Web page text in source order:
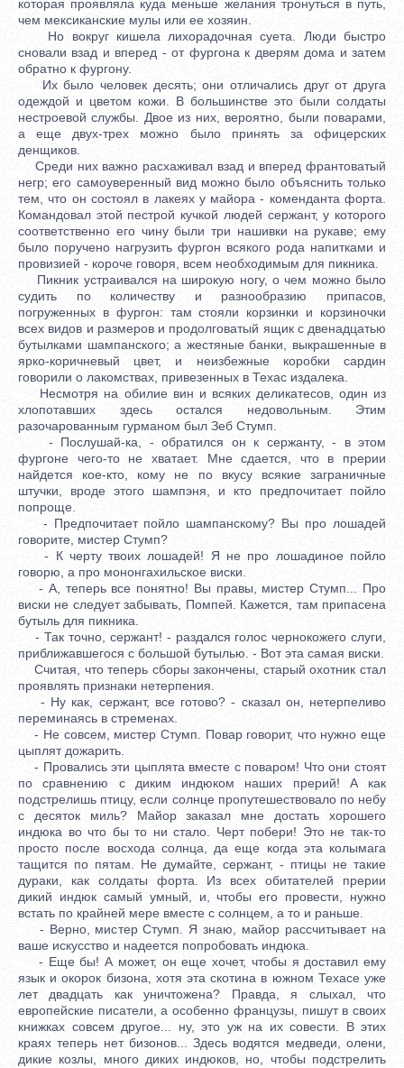
которая проявляла куда меньше желания тронуться в путь,
чем мексиканские мулы или ее хозяин.
Но вокруг кишела лихорадочная суета. Люди быстро
сновали взад и вперед - от фургона к дверям дома и затем
обратно к фургону.
Их было человек десять; они отличались друг от друга
одеждой и цветом кожи. В большинстве это были солдаты
нестроевой службы. Двое из них, вероятно, были поварами,
а еще двух-трех можно было принять за офицерских
денщиков.
Среди них важно расхаживал взад и вперед франтоватый
негр; его самоуверенный вид можно было объяснить только
тем, что он состоял в лакеях у майора - коменданта форта.
Командовал этой пестрой кучкой людей сержант, у которого
соответственно его чину были три нашивки на рукаве; ему
было поручено нагрузить фургон всякого рода напитками и
провизией - короче говоря, всем необходимым для пикника.
Пикник устраивался на широкую ногу, о чем можно было
судить по количеству и разнообразию припасов,
погруженных в фургон: там стояли корзинки и корзиночки
всех видов и размеров и продолговатый ящик с двенадцатью
бутылками шампанского; а жестяные банки, выкрашенные в
ярко-коричневый цвет, и неизбежные коробки сардин
говорили о лакомствах, привезенных в Техас издалека.
Несмотря на обилие вин и всяких деликатесов, один из
хлопотавших здесь остался недовольным. Этим
разочарованным гурманом был Зеб Стумп.
- Послушай-ка, - обратился он к сержанту, - в этом
фургоне чего-то не хватает. Мне сдается, что в прерии
найдется кое-кто, кому не по вкусу всякие заграничные
штучки, вроде этого шампэня, и кто предпочитает пойло
попроще.
- Предпочитает пойло шампанскому? Вы про лошадей
говорите, мистер Стумп?
- К черту твоих лошадей! Я не про лошадиное пойло
говорю, а про мононгахильское виски.
- А, теперь все понятно! Вы правы, мистер Стумп... Про
виски не следует забывать, Помпей. Кажется, там припасена
бутыль для пикника.
- Так точно, сержант! - раздался голос чернокожего слуги,
приближавшегося с большой бутылью. - Вот эта самая виски.
Считая, что теперь сборы закончены, старый охотник стал
проявлять признаки нетерпения.
- Ну как, сержант, все готово? - сказал он, нетерпеливо
переминаясь в стременах.
- Не совсем, мистер Стумп. Повар говорит, что нужно еще
цыплят дожарить.
- Провались эти цыплята вместе с поваром! Что они стоят
по сравнению с диким индюком наших прерий! А как
подстрелишь птицу, если солнце пропутешествовало по небу
с десяток миль? Майор заказал мне достать хорошего
индюка во что бы то ни стало. Черт побери! Это не так-то
просто после восхода солнца, да еще когда эта колымага
тащится по пятам. Не думайте, сержант, - птицы не такие
дураки, как солдаты форта. Из всех обитателей прерии
дикий индюк самый умный, и, чтобы его провести, нужно
встать по крайней мере вместе с солнцем, а то и раньше.
- Верно, мистер Стумп. Я знаю, майор рассчитывает на
ваше искусство и надеется попробовать индюка.
- Еще бы! А может, он еще хочет, чтобы я доставил ему
язык и окорок бизона, хотя эта скотина в южном Техасе уже
лет двадцать как уничтожена? Правда, я слыхал, что
европейские писатели, а особенно французы, пишут в своих
книжках совсем другое... ну, это уж на их совести. В этих
краях теперь нет бизонов... Здесь водятся медведи, олени,
дикие козлы, много диких индюков, но, чтобы подстрелить